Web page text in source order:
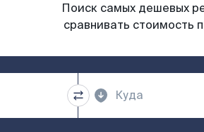
Поиск самых дешевых
сравнивать стоимость